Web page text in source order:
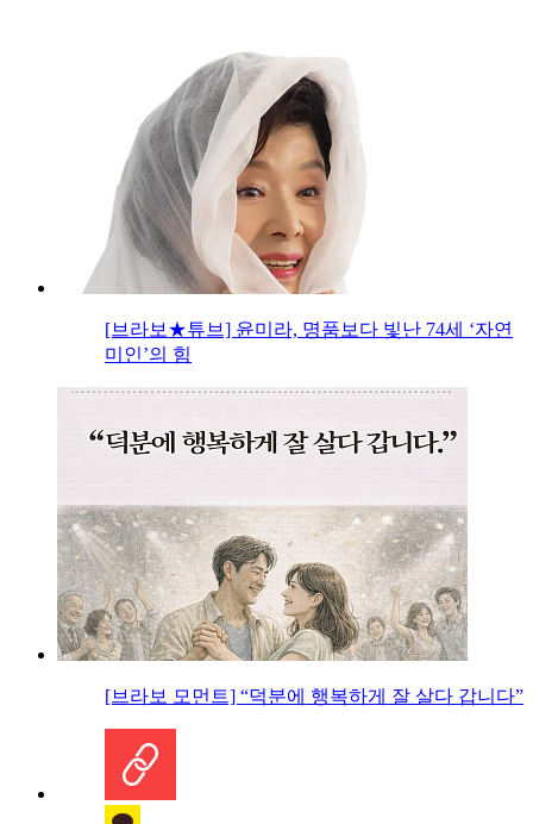
[브라보★튜브] 윤미라, 명품보다 빛난 74세 ‘자연
미인’의 힘
[브라보 모먼트] “덕분에 행복하게 잘 살다 갑니다”